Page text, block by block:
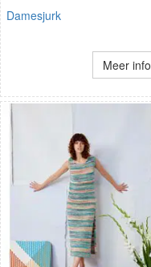
Damesjurk
Meer info